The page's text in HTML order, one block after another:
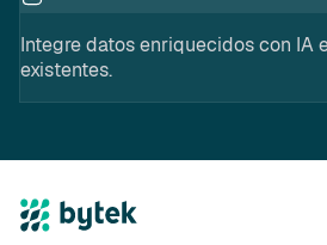
Integre datos enriquecidos con IA
existentes.